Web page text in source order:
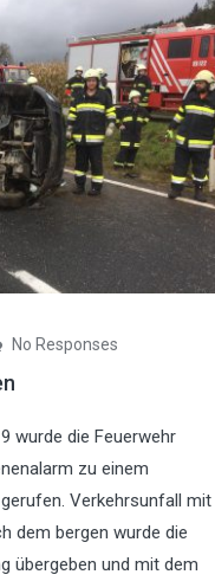
No Responses
wurde die Feuerwehr
zu einem
Verkehrsunfall mit
dem bergen wurde die
übergeben und mit dem